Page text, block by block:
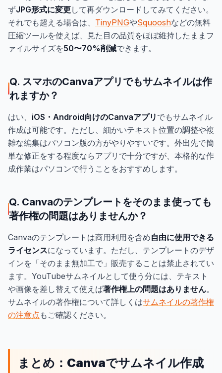
ずJPG形式に変更して再ダウンロードしてみてください。
それでも超える場合は、 TinyPNGやSquooshなどの無料
圧縮ツールを使えば、見た目の品質をほぼ維持したままフ
ァイルサイズを50〜70%削減できます。
Q. スマホのCanvaアプリでもサムネイルは作
れますか？
はい、 iOS・Android向けのCanvaアプリ でもサムネイル
作成は可能です。ただし、細かいテキスト位置の調整や複
雑な編集はパソコン版の方がやりやすいです。外出先で簡
単な修正をする程度ならアプリで十分ですが、本格的な作
成作業はパソコンで行うことをおすすめします。
Q. Canvaのテンプレートをそのまま使っても
著作権の問題はありませんか？
Canvaのテンプレートは商用利用を含め自由に使用できる
ライセンスになっています。ただし、テンプレートのデザ
インを「そのまま無加工で」販売することは禁止されてい
ます。YouTubeサムネイルとして使う分には、テキスト
や画像を差し替えて使えば著作権上の問題はありません。
サムネイルの著作権について詳しくはサムネイルの著作権
の注意点 もご確認ください。
まとめ：Canvaでサムネイル作成